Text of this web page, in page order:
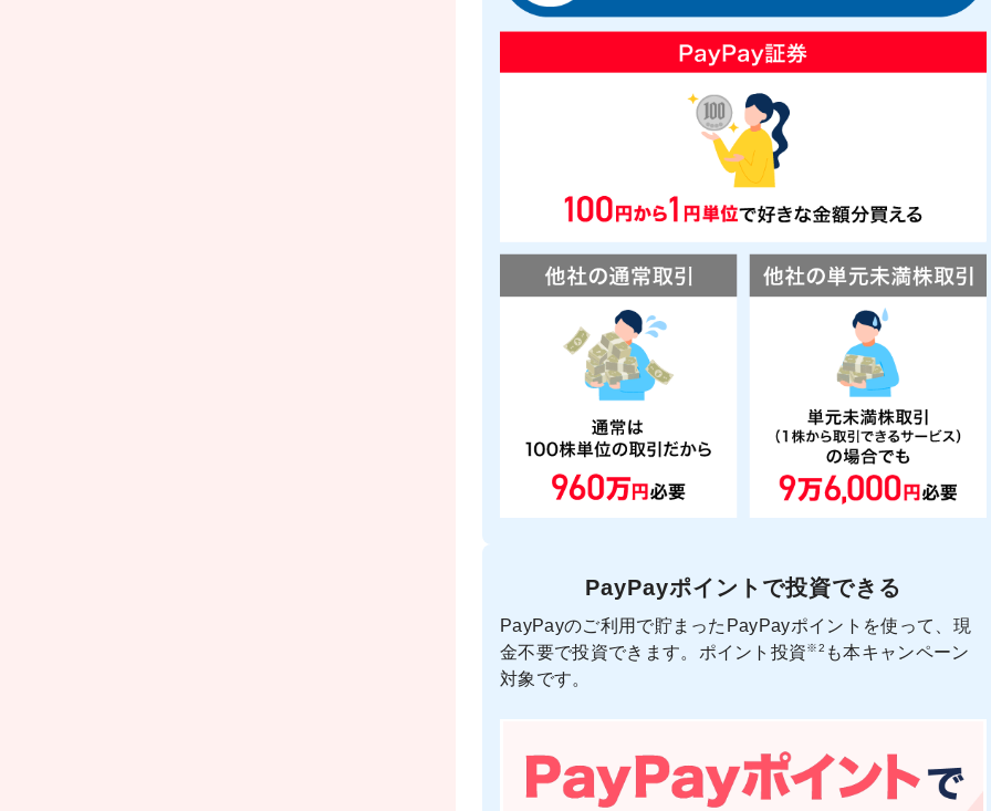
PayPayポイントで投資できる
PayPayのご利用で貯まったPayPayポイントを使って、現
金不要で投資できます。ポイント投資※2 も本キャンペーン
対象です。